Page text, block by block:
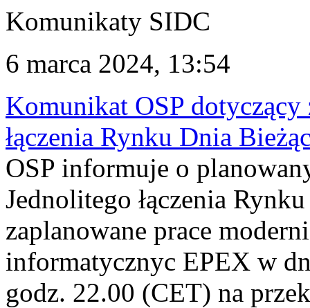
Komunikaty SIDC
6 marca 2024, 13:54
Komunikat OSP dotyczący
łączenia Rynku Dnia
OSP informuje o
Jednolitego łączenia
zaplanowane prace
informatycznyc EPEX w
godz. 22.00 (CET) na